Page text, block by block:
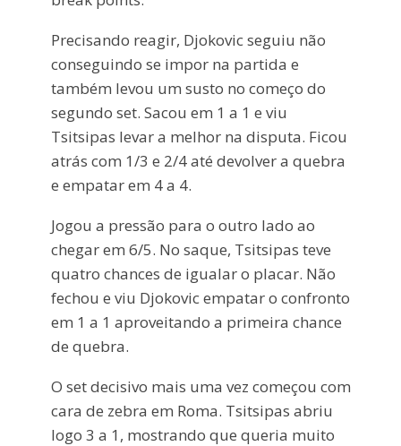
Precisando reagir, Djokovic seguiu não
conseguindo se impor na partida e
também levou um susto no começo do
segundo set. Sacou em 1 a 1 e viu
Tsitsipas levar a melhor na disputa. Ficou
atrás com 1/3 e 2/4 até devolver a quebra
e empatar em 4 a 4.
Jogou a pressão para o outro lado ao
chegar em 6/5. No saque, Tsitsipas teve
quatro chances de igualar o placar. Não
fechou e viu Djokovic empatar o confronto
em 1 a 1 aproveitando a primeira chance
de quebra.
O set decisivo mais uma vez começou com
cara de zebra em Roma. Tsitsipas abriu
logo 3 a 1, mostrando que queria muito